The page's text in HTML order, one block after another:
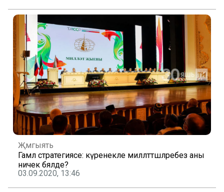
Җәмгыять
Гамәл стратегиясе: күренекле милләттәшләребез аны
ничек бәяләде?
03.09.2020, 13:46